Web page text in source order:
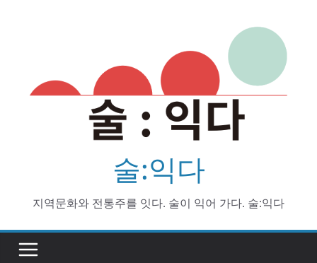
술:익다
지역문화와 전통주를 잇다. 술이 익어 가다. 술:익다